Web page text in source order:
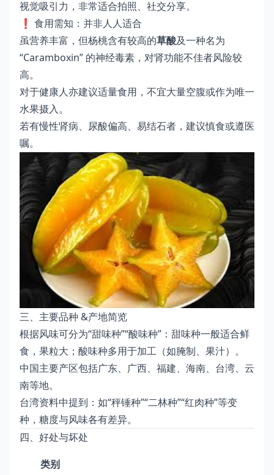
视觉吸引力，非常适合拍照、社交分享。
❗ 食用需知：并非人人适合
虽营养丰富，但杨桃含有较高的草酸及一种名为
“Caramboxin” 的神经毒素，对肾功能不佳者风险较
高。
对于健康人亦建议适量食用，不宜大量空腹或作为唯一
水果摄入。
若有慢性肾病、尿酸偏高、易结石者，建议慎食或遵医
嘱。
三、主要品种 &产地简览
根据风味可分为“甜味种”“酸味种”：甜味种一般适合鲜
食，果粒大；酸味种多用于加工（如腌制、果汁）。
中国主要产区包括广东、广西、福建、海南、台湾、云
南等地。
台湾资料中提到：如“秤锤种”“二林种”“红肉种”等变
种，糖度与风味各有差异。
四、好处与坏处
类别